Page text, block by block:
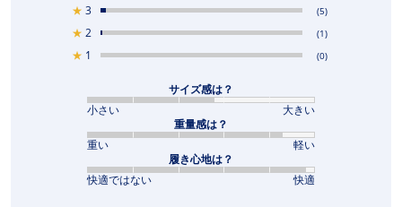
★ 3 (5)
★ 2 (1)
★ 1 (0)
サイズ感は？
小さい
大きい
重量感は？
重い
軽い
履き心地は？
快適ではない
快適